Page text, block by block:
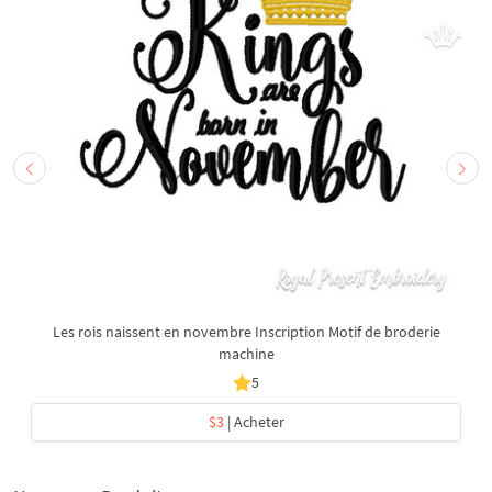
Les rois naissent en novembre Inscription Motif de broderie
machine
5
$3| Acheter